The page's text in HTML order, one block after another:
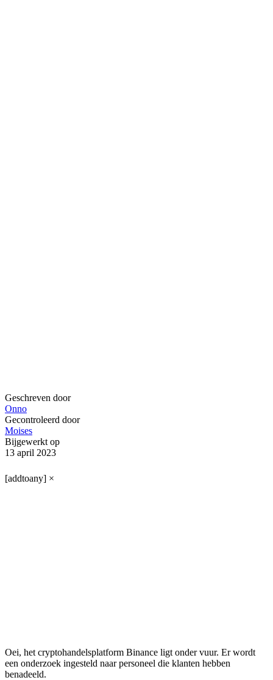
Geschreven door
Onno
Gecontroleerd door
Moises
Bijgewerkt op
13 april 2023
[addtoany] ×
Oei, het cryptohandelsplatform Binance ligt onder vuur. Er wordt
een onderzoek ingesteld naar personeel die klanten hebben
benadeeld.